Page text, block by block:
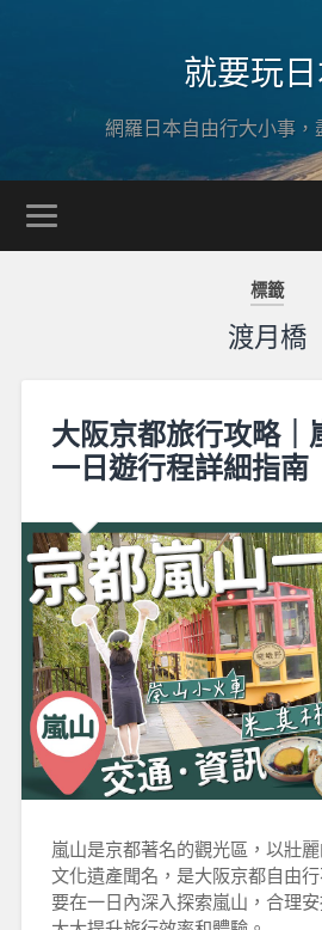
就要玩
網羅日本自由行大小事，
標籤
渡月橋
大阪京都旅行攻略｜
一日遊行程詳細指南
嵐山是京都著名的觀光區，以壯
文化遺產聞名，是大阪京都自由
要在一日內深入探索嵐山，合理